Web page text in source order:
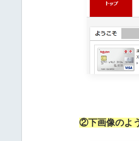
②下画像のよ